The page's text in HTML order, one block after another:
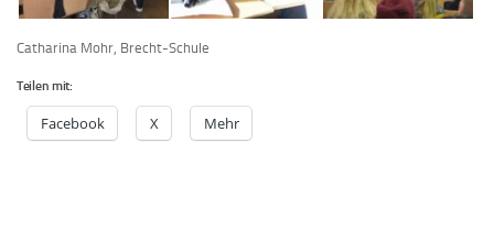
Catharina Mohr, Brecht-Schule
Teilen mit:
Facebook X Mehr